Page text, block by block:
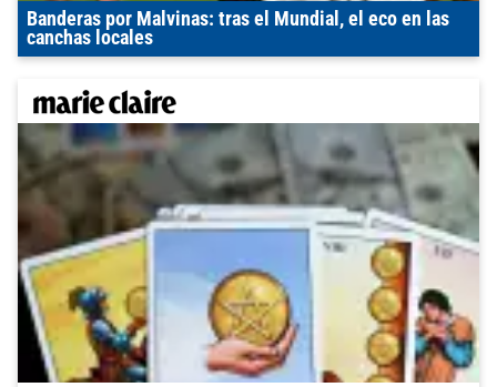
Banderas por Malvinas: tras el Mundial, el eco en las
canchas locales